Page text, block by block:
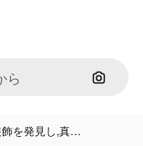
画像で
飾を発見し,真…